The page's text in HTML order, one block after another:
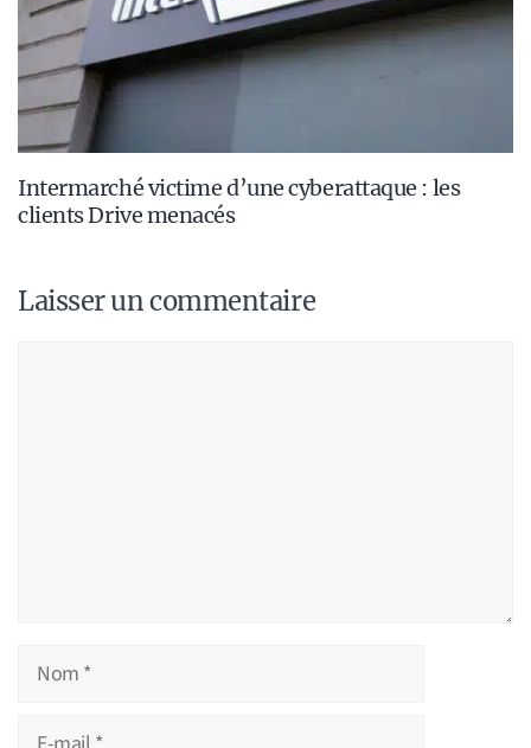
Intermarché victime d’une cyberattaque : les
clients Drive menacés
Laisser un commentaire
Nom